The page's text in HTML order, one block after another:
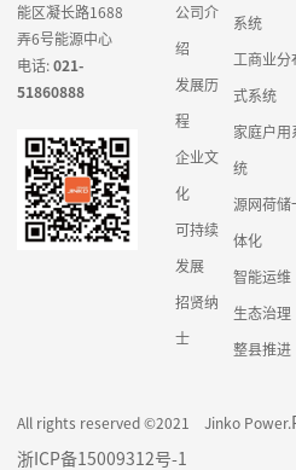
能区凝长路1688
弄6号能源中心
电话:021-
51860888
公司介
绍
发展历
程
企业文
化
可持续
发展
招贤纳
士
系统
工商业分
式系统
家庭户用
统
源网荷储
体化
智能运维
生态治理
整县推进
All rights reserved ©2021 Jinko Power.
浙ICP备15009312号-1